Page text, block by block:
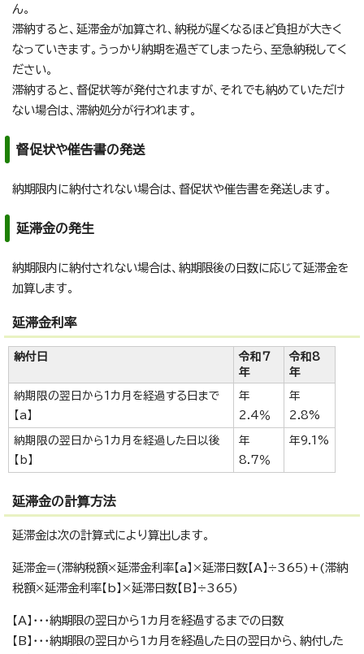
ん。
滞納すると、延滞金が加算され、納税が遅くなるほど負担が大きく
なっていきます。うっかり納期を過ぎてしまったら、至急納税してく
ださい。
滞納すると、督促状等が発付されますが、それでも納めていただけ
ない場合は、滞納処分が行われます。
督促状や催告書の発送
納期限内に納付されない場合は、督促状や催告書を発送します。
延滞金の発生
納期限内に納付されない場合は、納期限後の日数に応じて延滞金を
加算します。
延滞金利率
納付日
令和7
年
令和8
年
納期限の翌日から1カ月を経過する日まで
【a】
年
2.4％
年
2.8%
納期限の翌日から1カ月を経過した日以後
【b】
年
8.7％
年9.1%
延滞金の計算方法
延滞金は次の計算式により算出します。
延滞金=(滞納税額×延滞金利率【a】×延滞日数【A】÷365)+(滞納
税額×延滞金利率【b】×延滞日数【B】÷365)
【A】・・・納期限の翌日から1カ月を経過するまでの日数
【B】・・・納期限の翌日から1カ月を経過した日の翌日から、納付した